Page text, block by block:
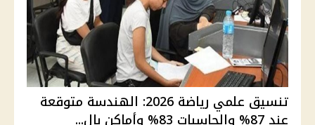
تنسيق علمي رياضة 2026: الهندسة متوقعة
عند 87% والحاسبات 83% وأماكن بال...